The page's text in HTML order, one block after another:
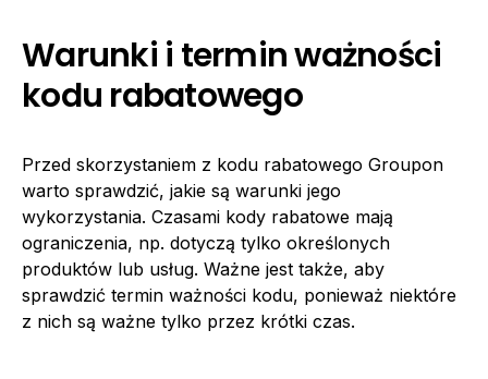
Warunki i termin ważności
kodu rabatowego
Przed skorzystaniem z kodu rabatowego Groupon
warto sprawdzić, jakie są warunki jego
wykorzystania. Czasami kody rabatowe mają
ograniczenia, np. dotyczą tylko określonych
produktów lub usług. Ważne jest także, aby
sprawdzić termin ważności kodu, ponieważ niektóre
z nich są ważne tylko przez krótki czas.